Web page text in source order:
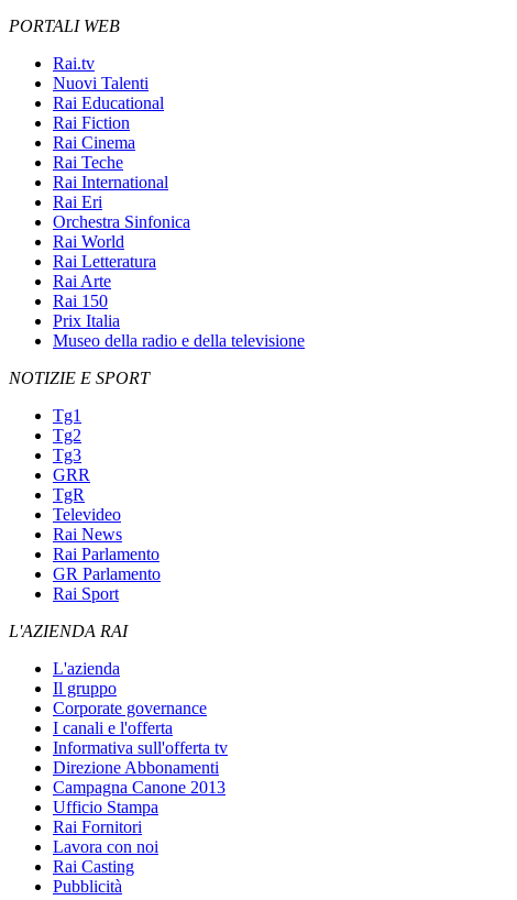
PORTALI WEB
Rai.tv
Nuovi Talenti
Rai Educational
Rai Fiction
Rai Cinema
Rai Teche
Rai International
Rai Eri
Orchestra Sinfonica
Rai World
Rai Letteratura
Rai Arte
Rai 150
Prix Italia
Museo della radio e della televisione
NOTIZIE E SPORT
Tg1
Tg2
Tg3
GRR
TgR
Televideo
Rai News
Rai Parlamento
GR Parlamento
Rai Sport
L'AZIENDA RAI
L'azienda
Il gruppo
Corporate governance
I canali e l'offerta
Informativa sull'offerta tv
Direzione Abbonamenti
Campagna Canone 2013
Ufficio Stampa
Rai Fornitori
Lavora con noi
Rai Casting
Pubblicità